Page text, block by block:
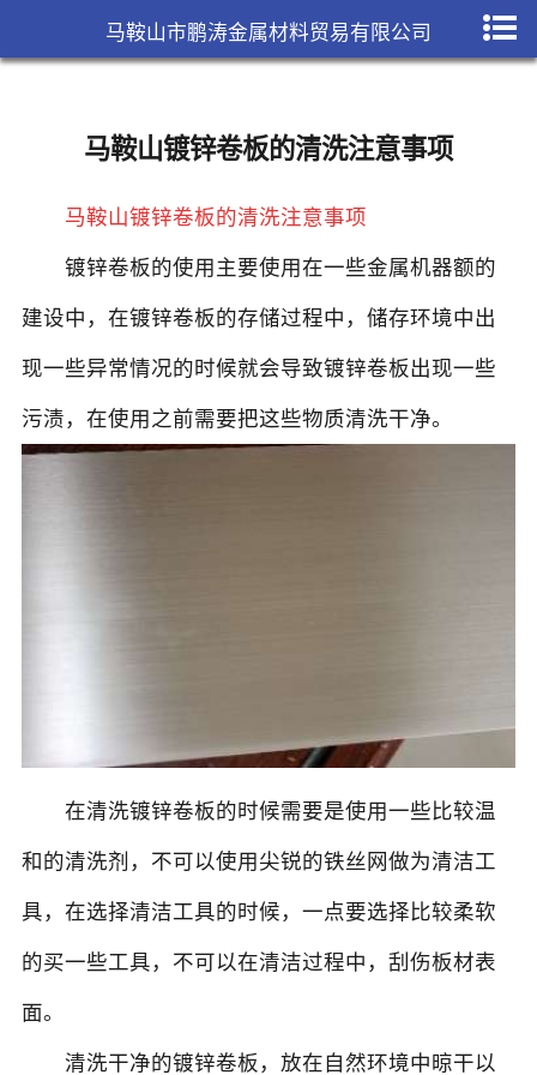
马鞍山市鹏涛金属材料贸易有限公司
马鞍山镀锌卷板的清洗注意事项
马鞍山镀锌卷板的清洗注意事项
镀锌卷板的使用主要使用在一些金属机器额的
建设中，在镀锌卷板的存储过程中，储存环境中出
现一些异常情况的时候就会导致镀锌卷板出现一些
污渍，在使用之前需要把这些物质清洗干净。
在清洗镀锌卷板的时候需要是使用一些比较温
和的清洗剂，不可以使用尖锐的铁丝网做为清洁工
具，在选择清洁工具的时候，一点要选择比较柔软
的买一些工具，不可以在清洁过程中，刮伤板材表
面。
清洗干净的镀锌卷板，放在自然环境中晾干以